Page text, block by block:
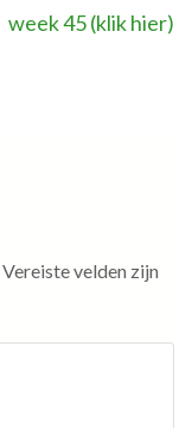
week 45 (klik hier)
Vereiste velden zijn